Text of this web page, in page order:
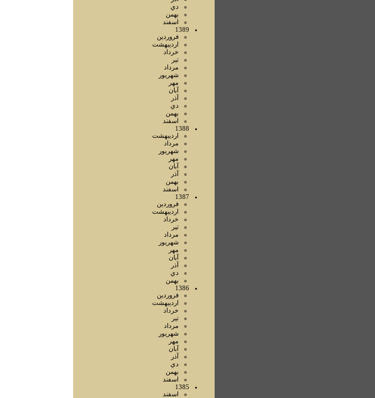
دي
بهمن
اسفند
1389
فروردين
ارديبهشت
خرداد
تير
مرداد
شهريور
مهر
آبان
آذر
دي
بهمن
اسفند
1388
ارديبهشت
مرداد
شهريور
مهر
آبان
آذر
بهمن
اسفند
1387
فروردين
ارديبهشت
خرداد
تير
مرداد
شهريور
مهر
آبان
آذر
دي
بهمن
1386
فروردين
ارديبهشت
خرداد
تير
مرداد
شهريور
مهر
آبان
آذر
دي
بهمن
اسفند
1385
اسفند